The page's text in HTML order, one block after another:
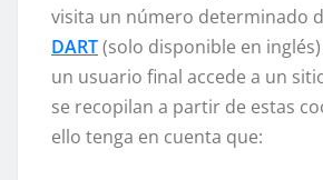
visita un número determinado
DART(solo disponible en
un usuario final accede a un
se recopilan a partir de estas
ello tenga en cuenta que: